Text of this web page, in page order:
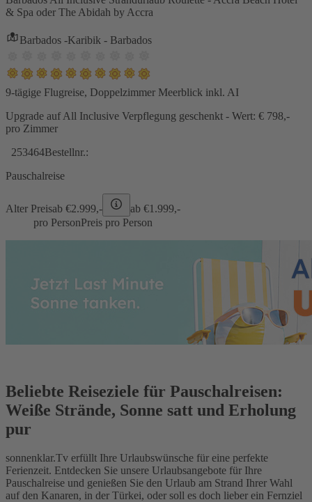
& Spa oder The Abidah by Accra
Barbados -Karibik - Barbados
9-tägige Flugreise, Doppelzimmer Meerblick inkl. AI
Upgrade auf All Inclusive Verpflegung geschenkt - Wert: € 798,-
pro Zimmer
253464Bestellnr.:
Pauschalreise
Alter Preisab €2.999,- ab €1.999,-
pro PersonPreis pro Person
Beliebte Reiseziele für Pauschalreisen:
Weiße Strände, Sonne satt und Erholung
pur
sonnenklar.Tv erfüllt Ihre Urlaubswünsche für eine perfekte
Ferienzeit. Entdecken Sie unsere Urlaubsangebote für Ihre
Pauschalreise und genießen Sie den Urlaub am Strand Ihrer Wahl
auf den Kanaren, in der Türkei, oder soll es doch lieber ein Fernziel